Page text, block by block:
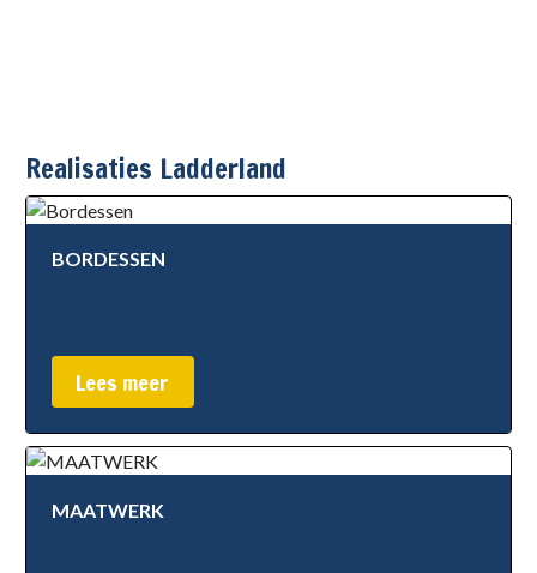
Realisaties Ladderland
BORDESSEN
Lees meer
MAATWERK